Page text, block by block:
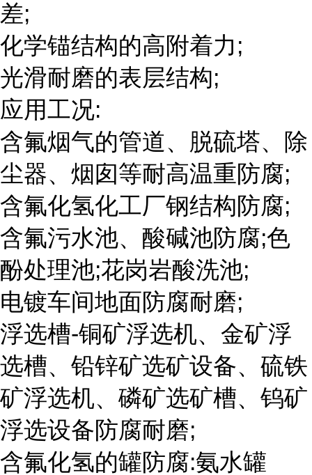
差;
化学锚结构的高附着力;
光滑耐磨的表层结构;
应用工况:
含氟烟气的管道、脱硫塔、除
尘器、烟囱等耐高温重防腐;
含氟化氢化工厂钢结构防腐;
含氟污水池、酸碱池防腐;色
酚处理池;花岗岩酸洗池;
电镀车间地面防腐耐磨;
浮选槽-铜矿浮选机、金矿浮
选槽、铅锌矿选矿设备、硫铁
矿浮选机、磷矿选矿槽、钨矿
浮选设备防腐耐磨;
含氟化氢的罐防腐:氨水罐